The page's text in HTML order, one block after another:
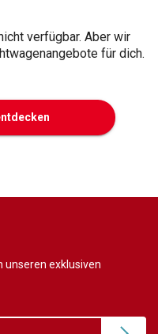
verfügbar. Aber wir
für dich.
unseren exklusiven